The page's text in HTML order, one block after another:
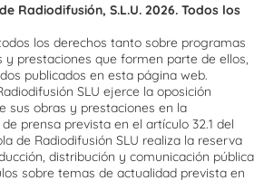
Radiodifusión, S.L.U. 2026. Todos los
los derechos tanto sobre programas
y prestaciones que formen parte de ellos,
publicados en esta página web.
SLU ejerce la oposición
sus obras y prestaciones en la
prensa prevista en el artículo 32.1 del
de Radiodifusión SLU realiza la reserva
distribución y comunicación pública
sobre temas de actualidad prevista en